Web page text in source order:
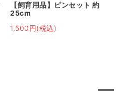
【飼育用品】ピンセット 約
25cm
1,500円(税込)